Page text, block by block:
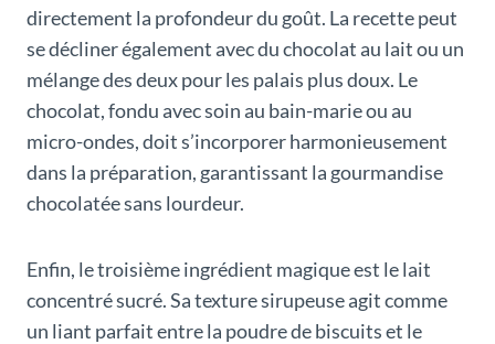
directement la profondeur du goût. La recette peut
se décliner également avec du chocolat au lait ou un
mélange des deux pour les palais plus doux. Le
chocolat, fondu avec soin au bain-marie ou au
micro-ondes, doit s’incorporer harmonieusement
dans la préparation, garantissant la gourmandise
chocolatée sans lourdeur.
Enfin, le troisième ingrédient magique est le lait
concentré sucré. Sa texture sirupeuse agit comme
un liant parfait entre la poudre de biscuits et le